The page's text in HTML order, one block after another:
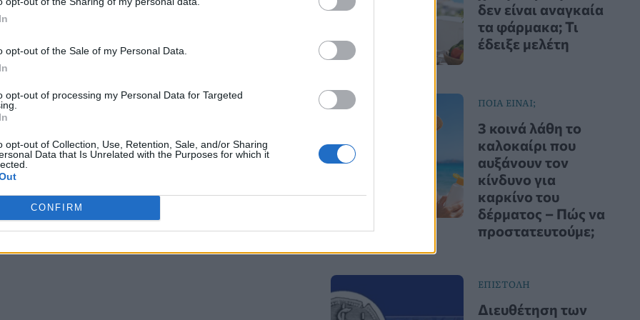
opt-out of the Sale of my Personal Data.
opt-out of processing my Personal Data for Targeted
opt-out of Collection, Use, Retention, Sale, and/or Sharing
Data that Is Unrelated with the Purposes for which it
CONFIRM
και τα υγιή για την καρδιά
καλύτερα, εγκεκριμένα από τους
ζωής.
της μακροζωίας
δεν είναι αναγκαία
τα φάρμακα; Τι
έδειξε μελέτη
ΠΟΙΑ ΕΙΝΑΙ;
3 κοινά λάθη το
καλοκαίρι που
αυξάνουν τον
κίνδυνο για
καρκίνο του
δέρματος – Πώς να
προστατευτούμε;
ΕΠΙΣΤΟΛΗ
Διευθέτηση των